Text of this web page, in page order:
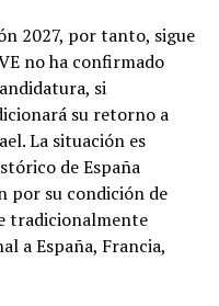
2027, por tanto, sigue
no ha confirmado
si
su retorno a
La situación es
de España
por su condición de
tradicionalmente
a España, Francia,